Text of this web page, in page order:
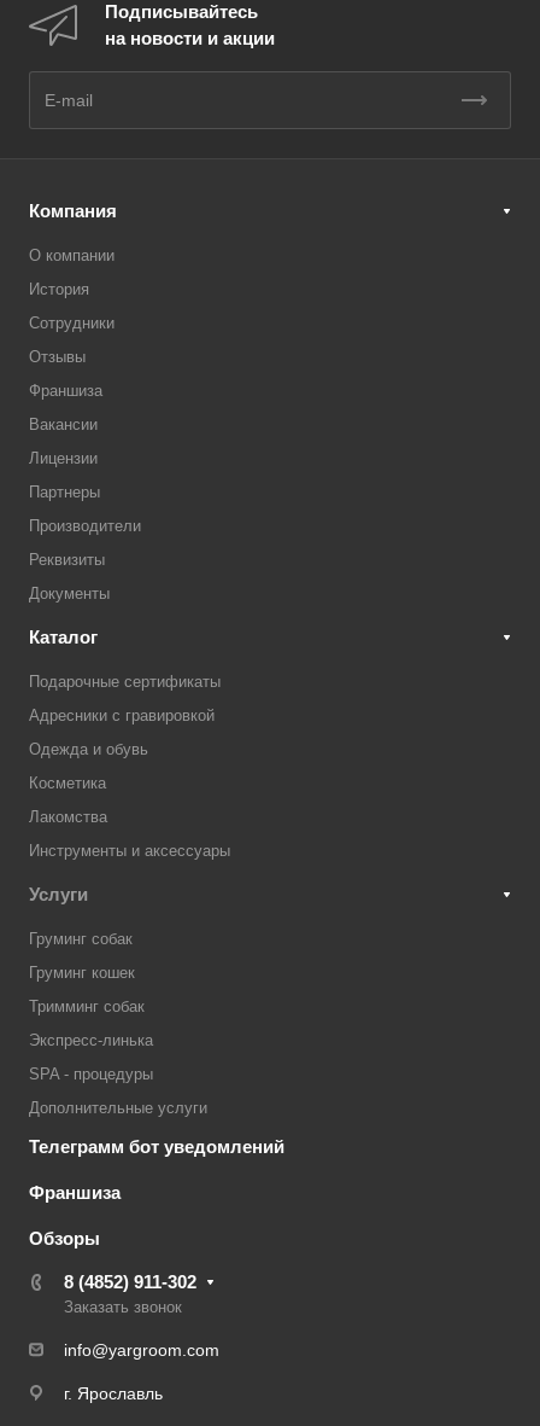
Подписывайтесь
на новости и акции
Компания
О компании
История
Сотрудники
Отзывы
Франшиза
Вакансии
Лицензии
Партнеры
Производители
Реквизиты
Документы
Каталог
Подарочные сертификаты
Адресники с гравировкой
Одежда и обувь
Косметика
Лакомства
Инструменты и аксессуары
Услуги
Груминг собак
Груминг кошек
Тримминг собак
Экспресс-линька
SPA - процедуры
Дополнительные услуги
Телеграмм бот уведомлений
Франшиза
Обзоры
8 (4852) 911-302
Заказать звонок
info@yargroom.com
г. Ярославль